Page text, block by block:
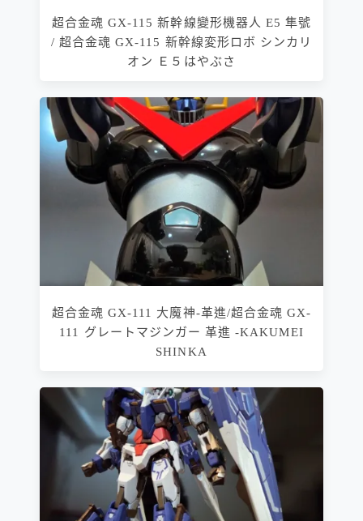
超合金魂 GX-115 新幹線變形機器人 E5 隼號
/ 超合金魂 GX-115 新幹線変形ロボ シンカリ
オン Ｅ５はやぶさ
超合金魂 GX-111 大魔神-革進/超合金魂 GX-
111 グレートマジンガー 革進 -KAKUMEI
SHINKA